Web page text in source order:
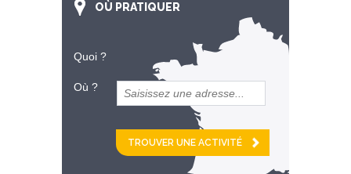
OÙ PRATIQUER
Quoi ?
Où ?
et